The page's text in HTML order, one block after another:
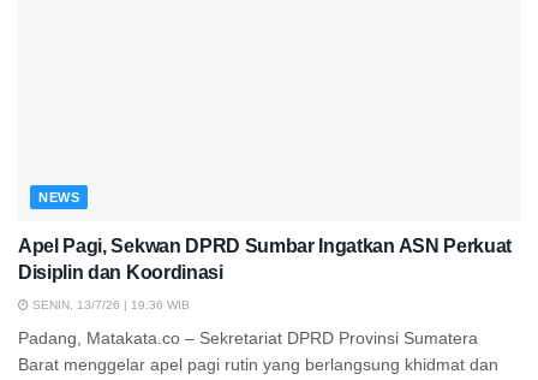
NEWS
Apel Pagi, Sekwan DPRD Sumbar Ingatkan ASN Perkuat
Disiplin dan Koordinasi
SENIN, 13/7/26 | 19:36 WIB
Padang, Matakata.co – Sekretariat DPRD Provinsi Sumatera
Barat menggelar apel pagi rutin yang berlangsung khidmat dan